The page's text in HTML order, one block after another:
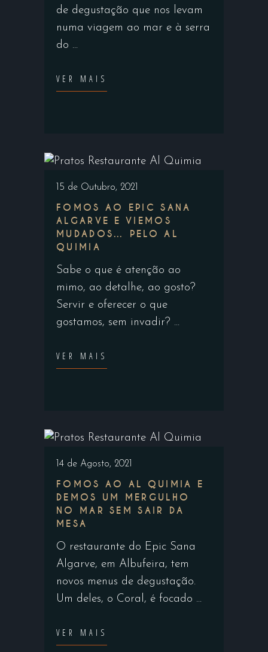
de degustação que nos levam
numa viagem ao mar e à serra
do
VER MAIS
15 de Outubro, 2021
FOMOS AO EPIC SANA
ALGARVE E VIEMOS
MUDADOS… PELO AL
QUIMIA
Sabe o que é atenção ao
mimo, ao detalhe, ao gosto?
Servir e oferecer o que
gostamos, sem invadir?
VER MAIS
14 de Agosto, 2021
FOMOS AO AL QUIMIA E
DEMOS UM MERGULHO
NO MAR SEM SAIR DA
MESA
O restaurante do Epic Sana
Algarve, em Albufeira, tem
novos menus de degustação.
Um deles, o Coral, é focado
VER MAIS